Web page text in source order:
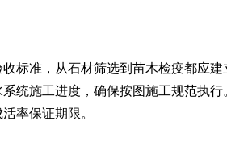
标准，从石材筛选到苗木检疫都应建
统施工进度，确保按图施工规范执
率保证期限。